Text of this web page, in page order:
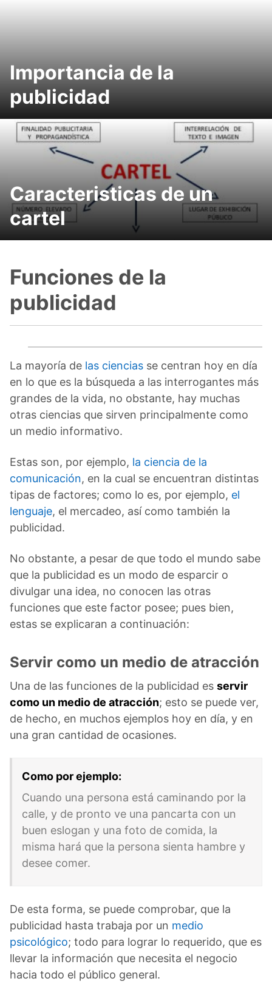
Importancia de la
publicidad
Caracteristicas de un
cartel
Funciones de la
publicidad
La mayoría de las ciencias se centran hoy en día
en lo que es la búsqueda a las interrogantes más
grandes de la vida, no obstante, hay muchas
otras ciencias que sirven principalmente como
un medio informativo.
Estas son, por ejemplo, la ciencia de la
comunicación, en la cual se encuentran distintas
tipas de factores; como lo es, por ejemplo, el
lenguaje, el mercadeo, así como también la
publicidad.
No obstante, a pesar de que todo el mundo sabe
que la publicidad es un modo de esparcir o
divulgar una idea, no conocen las otras
funciones que este factor posee; pues bien,
estas se explicaran a continuación:
Servir como un medio de atracción
Una de las funciones de la publicidad es servir
como un medio de atracción; esto se puede ver,
de hecho, en muchos ejemplos hoy en día, y en
una gran cantidad de ocasiones.
Como por ejemplo:
Cuando una persona está caminando por la
calle, y de pronto ve una pancarta con un
buen eslogan y una foto de comida, la
misma hará que la persona sienta hambre y
desee comer.
De esta forma, se puede comprobar, que la
publicidad hasta trabaja por un medio
psicológico; todo para lograr lo requerido, que es
llevar la información que necesita el negocio
hacia todo el público general.